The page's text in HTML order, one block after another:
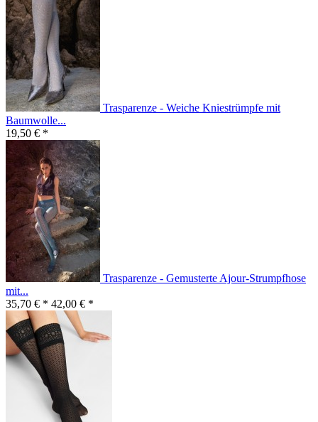
Trasparenze - Weiche Kniestrümpfe mit
Baumwolle...
19,50 € *
Trasparenze - Gemusterte Ajour-Strumpfhose
mit...
35,70 € * 42,00 € *